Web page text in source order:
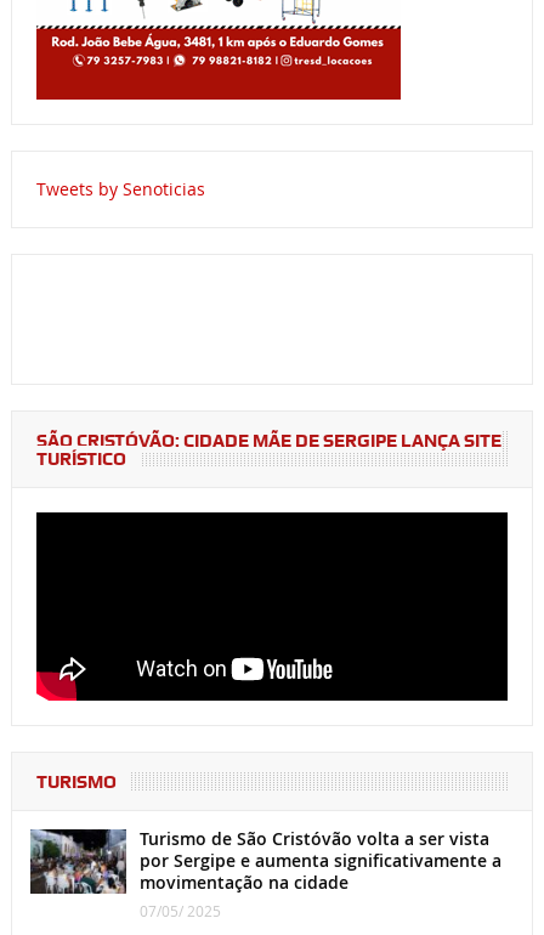
Tweets by Senoticias
SÃO CRISTÓVÃO: CIDADE MÃE DE SERGIPE LANÇA SITE
TURÍSTICO
TURISMO
Turismo de São Cristóvão volta a ser vista
por Sergipe e aumenta significativamente a
movimentação na cidade
07/05/ 2025